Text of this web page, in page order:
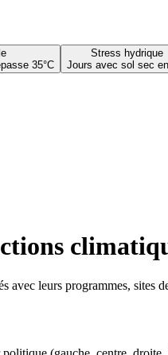
35°C
Stress hydrique
Jours avec sol sec
leurs programmes, sites